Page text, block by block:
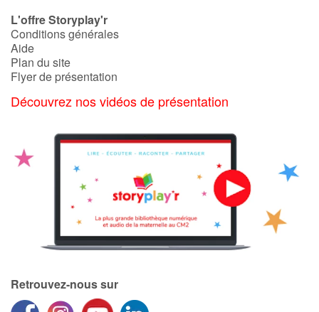
L'offre Storyplay'r
Conditions générales
Aide
Plan du site
Flyer de présentation
Découvrez nos vidéos de présentation
Retrouvez-nous sur